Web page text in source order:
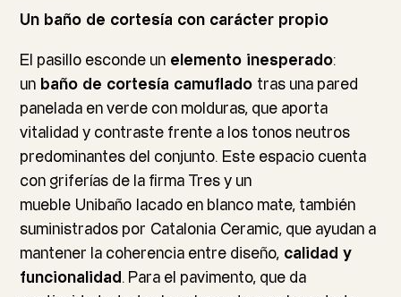
Un baño de cortesía con carácter propio
El pasillo esconde un elemento inesperado:
un baño de cortesía camuflado tras una pared
panelada en verde con molduras, que aporta
vitalidad y contraste frente a los tonos neutros
predominantes del conjunto. Este espacio cuenta
con griferías de la firma Tres y un
mueble Unibaño lacado en blanco mate, también
suministrados por Catalonia Ceramic, que ayudan a
mantener la coherencia entre diseño, calidad y
funcionalidad . Para el pavimento, que da